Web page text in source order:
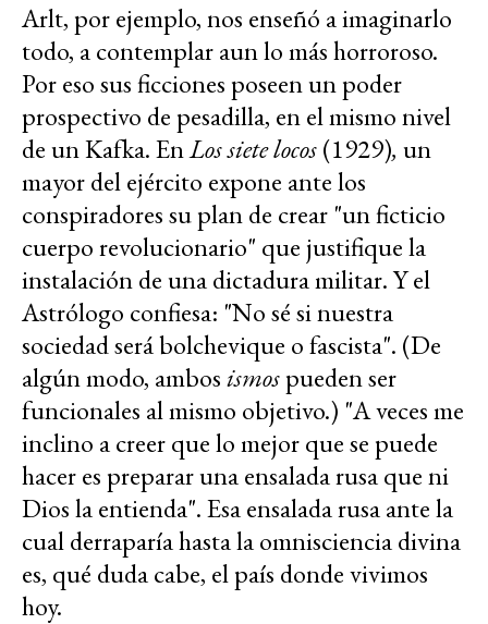
Arlt, por ejemplo, nos enseñó a imaginarlo
todo, a contemplar aun lo más horroroso.
Por eso sus ficciones poseen un poder
prospectivo de pesadilla, en el mismo nivel
de un Kafka. EnLos siete locos(1929), un
mayor del ejército expone ante los
conspiradores su plan de crear "un ficticio
cuerpo revolucionario" que justifique la
instalación de una dictadura militar. Y el
Astrólogo confiesa: "No sé si nuestra
sociedad será bolchevique o fascista". (De
algún modo, ambosismospueden ser
funcionales al mismo objetivo.) "A veces me
inclino a creer que lo mejor que se puede
hacer es preparar una ensalada rusa que ni
Dios la entienda". Esa ensalada rusa ante la
cual derraparía hasta la omnisciencia divina
es, qué duda cabe, el país donde vivimos
hoy.